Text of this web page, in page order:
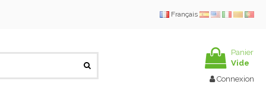
Français
Panier
Vide
Connexion